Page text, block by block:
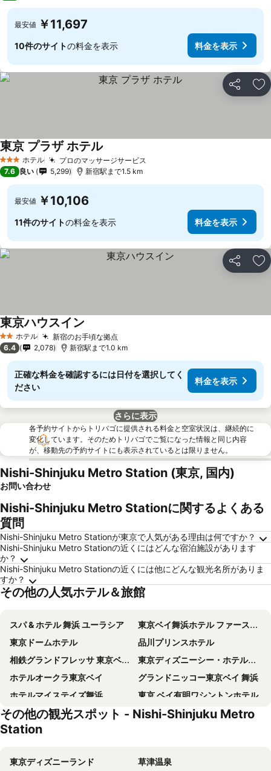
最安値 ￥11,697
10件のサイトの料金を表示 料金を表示
シェア お
3 ホテルのランク
ホテル プロのマッサージサービス
東京 プラザ ホテル
7.6 良い 5,299 新宿駅まで1.5 km
最安値 ￥10,106
11件のサイトの料金を表示 料金を表示
シェア お
2 ホテルのランク
ホテル 新宿のお手頃な拠点料金を表示
東京ハウスイン
6.4 2,078 新宿駅まで1.0 km
正確な料金を確認するには日付を選択してく
ださい
料金を表示
さらに表示
各予約サイトからトリバゴに提供される料金と空室状況は、継続的に
変化しています。そのためトリバゴでご覧になった情報と同じ内容
が、移動先の予約サイトにも表示されているとは限りません。
Nishi-Shinjuku Metro Station (東京, 国内)
お問い合わせ
Nishi-Shinjuku Metro Stationに関するよくある
質問
Nishi-Shinjuku Metro Stationが東京で人気がある理由は何ですか？
Nishi-Shinjuku Metro Stationの近くにはどんな宿泊施設があります
か？
Nishi-Shinjuku Metro Stationの近くには他にどんな観光名所がありま
すか？
その他の人気ホテル＆旅館
スパ & ホテル 舞浜 ユーラシア
東京ベイ舞浜ホテル ファーストリゾート
東京ドームホテル
品川プリンスホテル
相鉄グランドフレッサ 東京ベイ有明
東京ディズニーシー・ホテルミラコスタ
ホテルオークラ東京ベイ
グランドニッコー東京ベイ 舞浜
ホテルマイステイズ舞浜
東京 ベイ有明ワシントンホテル
ヴィラフォンテーヌグランド東京有明
ディズニーアンバサダーホテル
アパホテル＆リゾート 両国駅タワー
アパホテル & リゾート〈東京ベイ潮見〉
シェラトン・グランデ・トーキョーベイ・ホテル
その他の観光スポット - Nishi-Shinjuku Metro
Station
東京ディズニーランド
草津温泉